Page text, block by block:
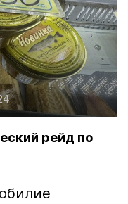
рейд по